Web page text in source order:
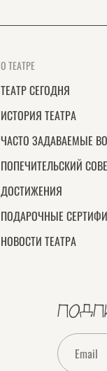
О ТЕАТРЕ
ТЕАТР СЕГОДНЯ
ИСТОРИЯ ТЕАТРА
ЧАСТО ЗАДАВАЕМЫЕ
ПОПЕЧИТЕЛЬСКИЙ
ДОСТИЖЕНИЯ
ПОДАРОЧНЫЕ
НОВОСТИ ТЕАТРА